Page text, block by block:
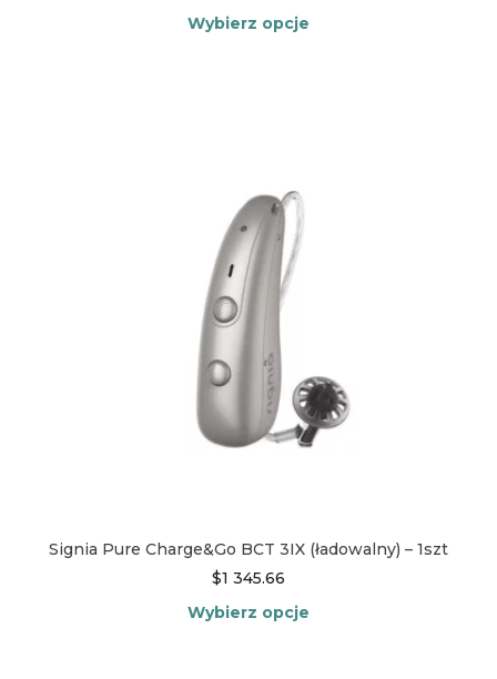
Wybierz opcje
można
wybrać
na
stronie
produktu
Signia Pure Charge&Go BCT 3IX (ładowalny) – 1szt
$1 345.66
Wybierz opcje